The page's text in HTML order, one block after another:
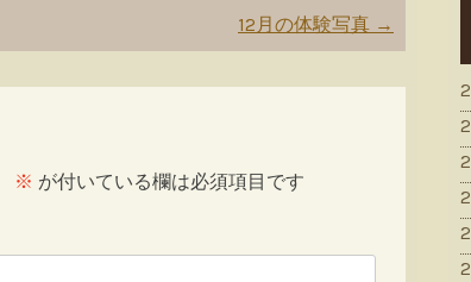
12月の体験写真 →
※ が付いている欄は必須項目です